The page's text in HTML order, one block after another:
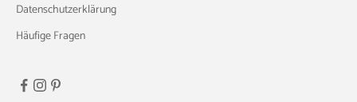
Datenschutzerklärung
Häufige Fragen